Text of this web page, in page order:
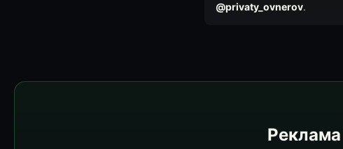
@privaty_ovnerov.